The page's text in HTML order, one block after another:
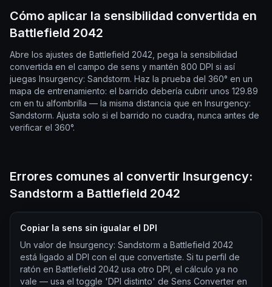
Cómo aplicar la sensibilidad convertida en
Battlefield 2042
Abre los ajustes de Battlefield 2042, pega la sensibilidad
convertida en el campo de sens y mantén 800 DPI si así
juegas Insurgency: Sandstorm. Haz la prueba del 360° en un
mapa de entrenamiento: el barrido debería cubrir unos 129.89
cm en tu alfombrilla — la misma distancia que en Insurgency:
Sandstorm. Ajusta solo si el barrido no cuadra, nunca antes de
verificar el 360°.
Errores comunes al convertir Insurgency:
Sandstorm a Battlefield 2042
Copiar la sens sin igualar el DPI
Un valor de Insurgency: Sandstorm a Battlefield 2042
está ligado al DPI con el que convertiste. Si tu perfil de
ratón en Battlefield 2042 usa otro DPI, el cálculo ya no
vale — usa el toggle 'DPI distinto' de Sens Converter en